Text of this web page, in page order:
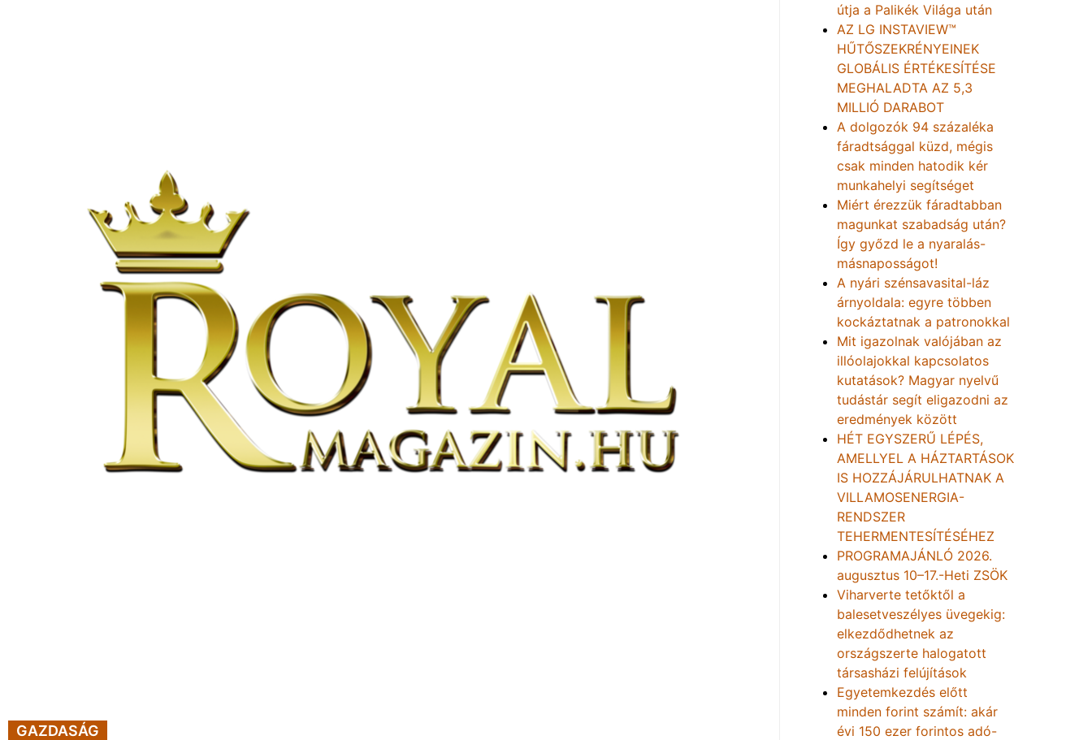
GAZDASÁG
útja a Palikék Világa után
AZ LG INSTAVIEW™
HŰTŐSZEKRÉNYEINEK
GLOBÁLIS ÉRTÉKESÍTÉSE
MEGHALADTA AZ 5,3
MILLIÓ DARABOT
A dolgozók 94 százaléka
fáradtsággal küzd, mégis
csak minden hatodik kér
munkahelyi segítséget
Miért érezzük fáradtabban
magunkat szabadság után?
Így győzd le a nyaralás-
másnaposságot!
A nyári szénsavasital-láz
árnyoldala: egyre többen
kockáztatnak a patronokkal
Mit igazolnak valójában az
illóolajokkal kapcsolatos
kutatások? Magyar nyelvű
tudástár segít eligazodni az
eredmények között
HÉT EGYSZERŰ LÉPÉS,
AMELLYEL A HÁZTARTÁSOK
IS HOZZÁJÁRULHATNAK A
VILLAMOSENERGIA-
RENDSZER
TEHERMENTESÍTÉSÉHEZ
PROGRAMAJÁNLÓ 2026.
augusztus 10–17.-Heti ZSÖK
Viharverte tetőktől a
balesetveszélyes üvegekig:
elkezdődhetnek az
országszerte halogatott
társasházi felújítások
Egyetemkezdés előtt
minden forint számít: akár
évi 150 ezer forintos adó-